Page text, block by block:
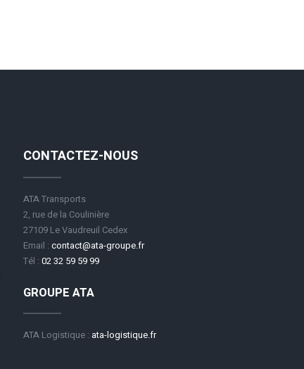
CONTACTEZ-NOUS
ATA Transports
2, rue de la Coulinière
27109 Le Vaudreuil Cedex
Email : contact@ata-groupe.fr
Tél : 02 32 59 59 99
GROUPE ATA
ATA Logistique : ata-logistique.fr